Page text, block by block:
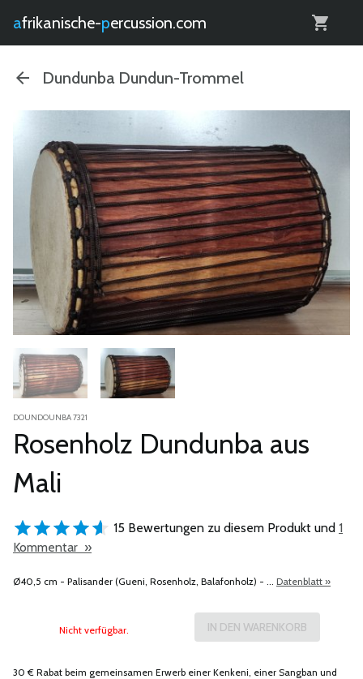
afrikanische- percussion.com
Dundunba Dundun-Trommel
DOUNDOUNBA 7321
Rosenholz Dundunba aus
Mali
15 Bewertungen zu diesem Produkt und 1
Kommentar »
Ø40,5 cm - Palisander (Gueni, Rosenholz, Balafonholz) - ... Datenblatt »
Nicht verfügbar.
30 € Rabat beim gemeinsamen Erwerb einer Kenkeni, einer Sangban und